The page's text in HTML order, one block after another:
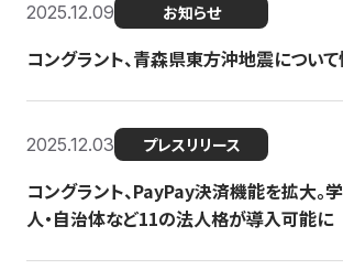
2025.12.09 お知らせ
コングラント、青森県東方沖地震につい
2025.12.03 プレスリリース
コングラント、PayPay決済機能を拡大。
人・自治体など11の法人格が導入可能に